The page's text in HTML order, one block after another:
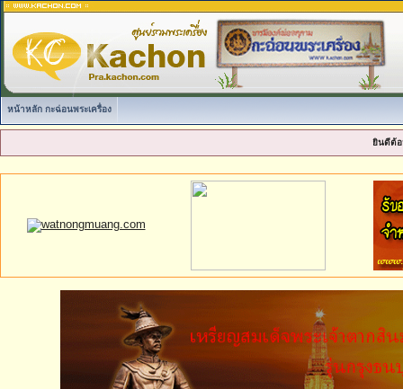
หน้าหลัก กะฉ่อนพระเครื่อง
ยินดีต้อ